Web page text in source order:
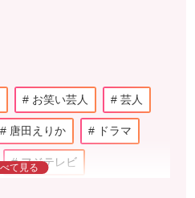
お笑い芸人 芸人
唐田えりか ドラマ
フジテレビ